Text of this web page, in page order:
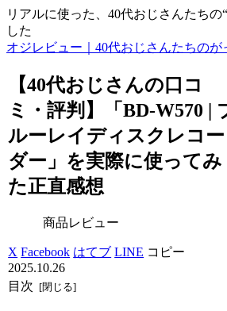
リアルに使った、40代おじさんたちの
した
オジレビュー｜40代おじさんたちのが
【40代おじさんの口コ
ミ・評判】「BD-W570 |
ルーレイディスクレコー
ダー」を実際に使ってみ
た正直感想
商品レビュー
X Facebook はてブ LINE コピー
2025.10.26
目次